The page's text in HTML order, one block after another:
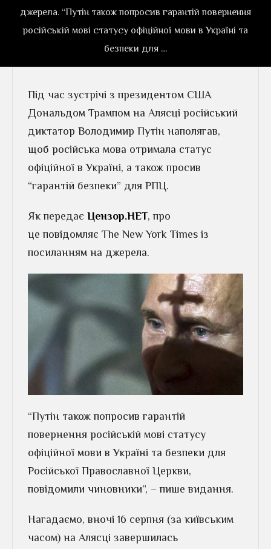
джерела. “Путін також попросив гарантій повернення
російській мові статусу офіційної мови в Україні та
безпеки для …
Під час зустрічі з президентом США
Дональдом Трампом на Алясці російський
диктатор Володимир Путін наполягав,
щоб російська мова отримала статус
офіційної в Україні, а також просив
“гарантій безпеки” для РПЦ.
Як передає Цензор.НЕТ, про
це повідомляє The New York Times із
посиланням на джерела.
“Путін також попросив гарантій
повернення російській мові статусу
офіційної мови в Україні та безпеки для
Російської Православної Церкви,
повідомили чиновники”, – пише видання.
Нагадаємо, вночі 16 серпня (за київським
часом) на Алясці завершилась